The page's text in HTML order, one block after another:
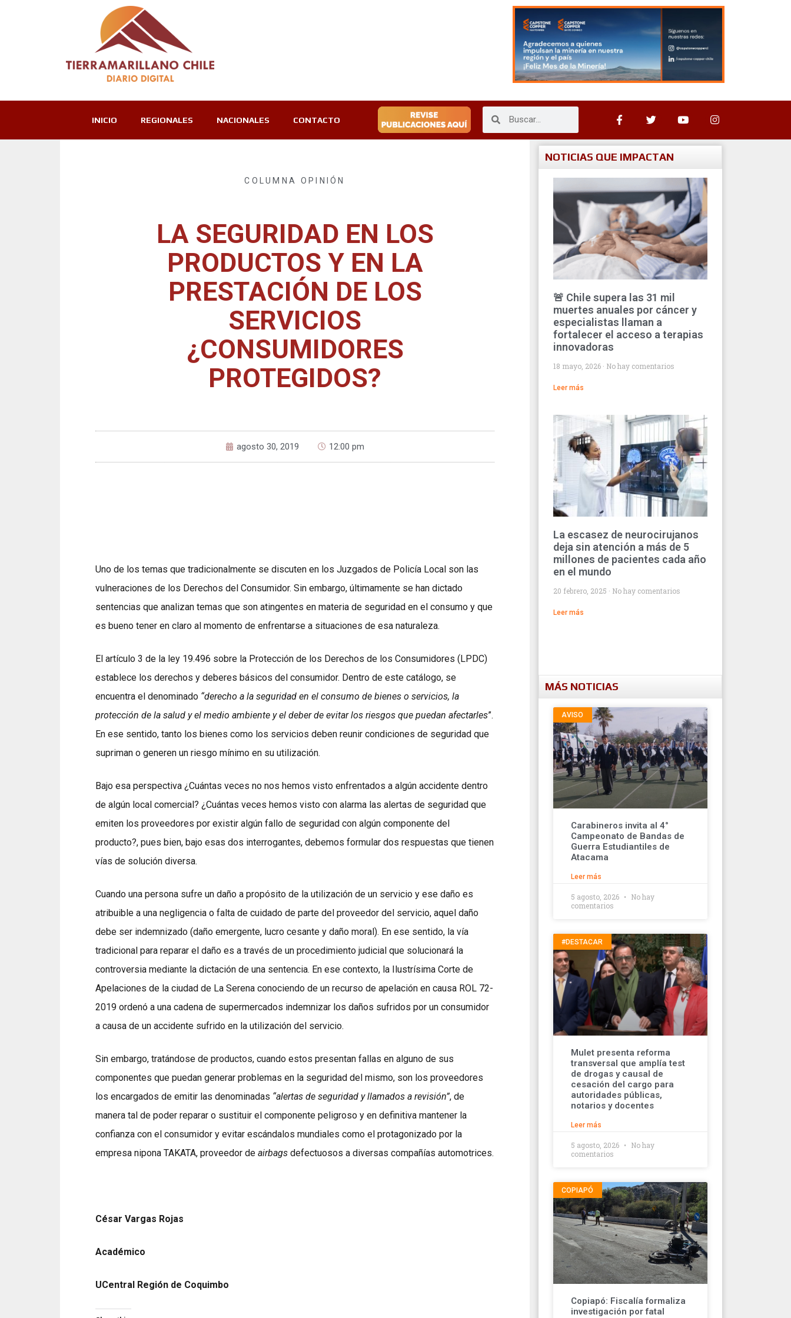
INICIO REGIONALES NACIONALES CONTACTO
COLUMNA OPINIÓN
LA SEGURIDAD EN LOS
PRODUCTOS Y EN LA
PRESTACIÓN DE LOS
SERVICIOS
¿CONSUMIDORES
PROTEGIDOS?
agosto 30, 2019 12:00 pm
Uno de los temas que tradicionalmente se discuten en los Juzgados de Policía Local son las
vulneraciones de los Derechos del Consumidor. Sin embargo, últimamente se han dictado
sentencias que analizan temas que son atingentes en materia de seguridad en el consumo y que
es bueno tener en claro al momento de enfrentarse a situaciones de esa naturaleza.
El artículo 3 de la ley 19.496 sobre la Protección de los Derechos de los Consumidores (LPDC)
establece los derechos y deberes básicos del consumidor. Dentro de este catálogo, se
encuentra el denominado “derecho a la seguridad en el consumo de bienes o servicios, la
protección de la salud y el medio ambiente y el deber de evitar los riesgos que puedan afectarles”.
En ese sentido, tanto los bienes como los servicios deben reunir condiciones de seguridad que
supriman o generen un riesgo mínimo en su utilización.
Bajo esa perspectiva ¿Cuántas veces no nos hemos visto enfrentados a algún accidente dentro
de algún local comercial? ¿Cuántas veces hemos visto con alarma las alertas de seguridad que
emiten los proveedores por existir algún fallo de seguridad con algún componente del
producto?, pues bien, bajo esas dos interrogantes, debemos formular dos respuestas que tienen
vías de solución diversa.
Cuando una persona sufre un daño a propósito de la utilización de un servicio y ese daño es
atribuible a una negligencia o falta de cuidado de parte del proveedor del servicio, aquel daño
debe ser indemnizado (daño emergente, lucro cesante y daño moral). En ese sentido, la vía
tradicional para reparar el daño es a través de un procedimiento judicial que solucionará la
controversia mediante la dictación de una sentencia. En ese contexto, la Ilustrísima Corte de
Apelaciones de la ciudad de La Serena conociendo de un recurso de apelación en causa ROL 72-
2019 ordenó a una cadena de supermercados indemnizar los daños sufridos por un consumidor
a causa de un accidente sufrido en la utilización del servicio.
Sin embargo, tratándose de productos, cuando estos presentan fallas en alguno de sus
componentes que puedan generar problemas en la seguridad del mismo, son los proveedores
los encargados de emitir las denominadas “alertas de seguridad y llamados a revisión”, de
manera tal de poder reparar o sustituir el componente peligroso y en definitiva mantener la
confianza con el consumidor y evitar escándalos mundiales como el protagonizado por la
empresa nipona TAKATA, proveedor de airbags defectuosos a diversas compañías automotrices.
César Vargas Rojas
Académico
UCentral Región de Coquimbo
NOTICIAS QUE IMPACTAN
🚨 Chile supera las 31 mil
muertes anuales por cáncer y
especialistas llaman a
fortalecer el acceso a terapias
innovadoras
18 mayo, 2026 No hay comentarios
Leer más
La escasez de neurocirujanos
deja sin atención a más de 5
millones de pacientes cada año
en el mundo
20 febrero, 2025 No hay comentarios
Leer más
MÁS NOTICIAS
AVISO
Carabineros invita al 4°
Campeonato de Bandas de
Guerra Estudiantiles de
Atacama
Leer más
5 agosto, 2026
No hay
comentarios
#DESTACAR
Mulet presenta reforma
transversal que amplía test
de drogas y causal de
cesación del cargo para
autoridades públicas,
notarios y docentes
Leer más
5 agosto, 2026
No hay
comentarios
COPIAPÓ
Copiapó: Fiscalía formaliza
investigación por fatal